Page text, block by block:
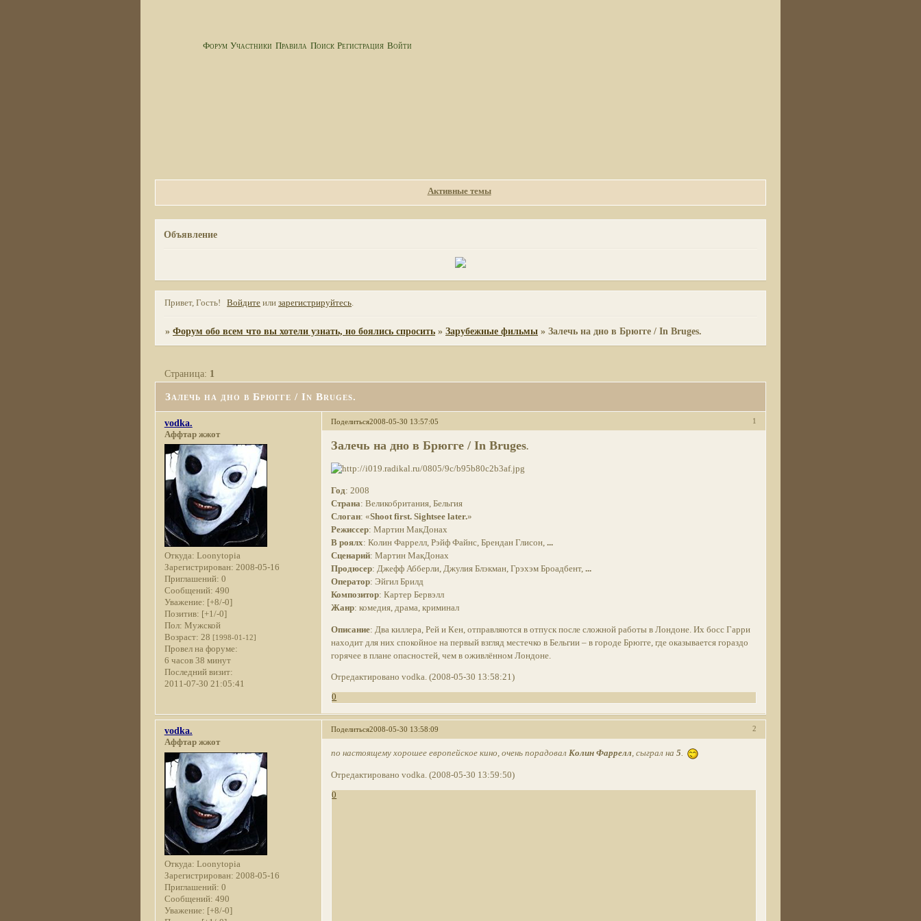
Форум Участники Правила Поиск Регистрация Войти
Активные темы
Объявление
Привет, Гость! Войдите илизарегистрируйтесь.
»Форум обо всем что вы хотели узнать, но боялись спросить »Зарубежные фильмы »Залечь на дно в Брюгге / In Bruges.
Залечь на дно в Брюгге / In Bruges.
Страница: 1
Поделиться 1
2008-05-30 13:57:05
vodka.
Аффтар жжот
Откуда: Loonytopia
Зарегистрирован: 2008-05-16
Приглашений: 0
Сообщений: 490
Уважение: [+8/-0]
Позитив: [+1/-0]
Пол: Мужской
Возраст: 28 [1998-01-12]
Провел на форуме:
6 часов 38 минут
Последний визит:
2011-07-30 21:05:41
Залечь на дно в Брюгге / In Bruges.
Год: 2008
Страна: Великобритания, Бельгия
Слоган: «Shoot first. Sightsee later.»
Режиссер: Мартин МакДонах
В роялх: Колин Фаррелл, Рэйф Файнс, Брендан Глисон,...
Сценарий: Мартин МакДонах
Продюсер: Джефф Абберли, Джулия Блэкман, Грэхэм Броадбент,...
Оператор: Эйгил Брилд
Композитор: Картер Бервэлл
Жанр: комедия, драма, криминал
Описание: Два киллера, Рей и Кен, отправляются в отпуск после сложной работы в Лондоне. Их босс Гарри
находит для них спокойное на первый взгляд местечко в Бельгии – в городе Брюгге, где оказывается гораздо
горячее в плане опасностей, чем в оживлённом Лондоне.
Отредактировано vodka. (2008-05-30 13:58:21)
0
Поделиться 2
2008-05-30 13:58:09
vodka.
Аффтар жжот
Откуда: Loonytopia
Зарегистрирован: 2008-05-16
Приглашений: 0
Сообщений: 490
Уважение: [+8/-0]
по настоящему хорошее европейское кино, очень порадовалКолин Фаррелл, сыграл на5.
Отредактировано vodka. (2008-05-30 13:59:50)
0